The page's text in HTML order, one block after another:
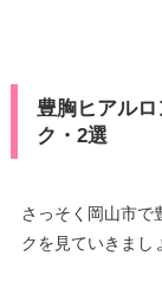
豊胸ヒアル
ク・2選
さっそく岡山市で
クを見ていきまし